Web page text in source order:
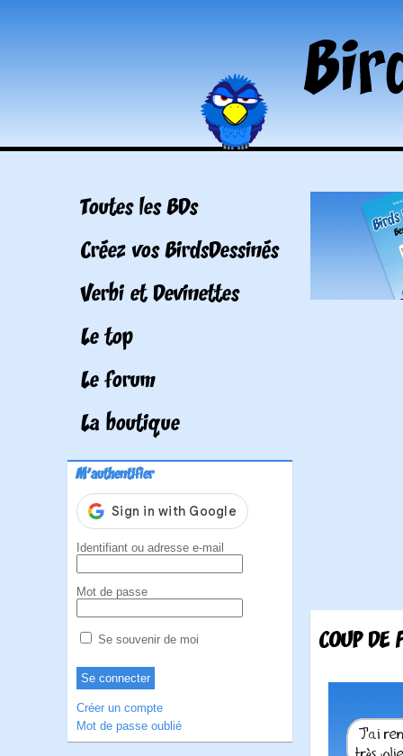
Toutes les BDs
Créez vos BirdsDessinés
Verbi et Devinettes
Le top
Le forum
La boutique
M'authentifier
Identifiant ou adresse e-mail
Mot de passe
Se souvenir de moi
Créer un compte
Mot de passe oublié
COUP DE